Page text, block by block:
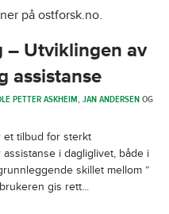
på ostforsk.no.
– Utviklingen av
assistanse
PETTER ASKHEIM,JAN ANDERSENOG
et tilbud for sterkt
i dagliglivet, både i
skillet mellom ”
gis rett...